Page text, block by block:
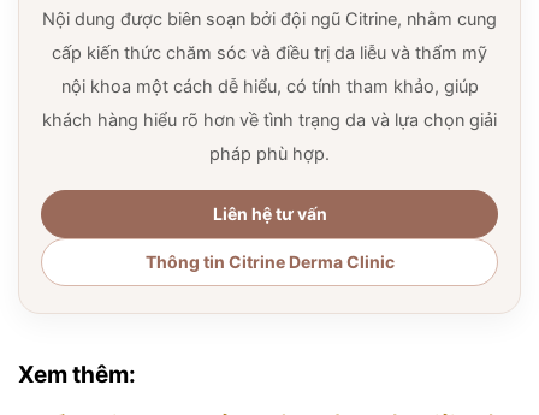
Nội dung được biên soạn bởi đội ngũ Citrine, nhằm cung
cấp kiến thức chăm sóc và điều trị da liễu và thẩm mỹ
nội khoa một cách dễ hiểu, có tính tham khảo, giúp
khách hàng hiểu rõ hơn về tình trạng da và lựa chọn giải
pháp phù hợp.
Liên hệ tư vấn
Thông tin Citrine Derma Clinic
Xem thêm: